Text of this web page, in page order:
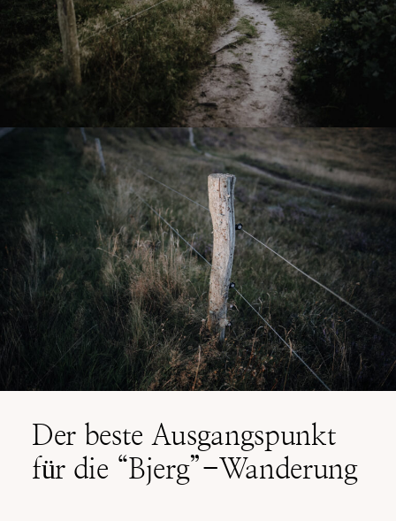
Der beste Ausgangspunkt
für die “Bjerg”-Wanderung